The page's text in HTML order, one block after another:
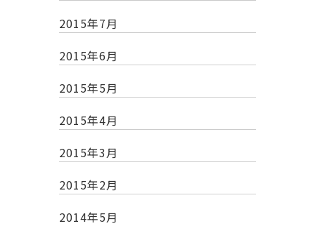
2015年7月
2015年6月
2015年5月
2015年4月
2015年3月
2015年2月
2014年5月